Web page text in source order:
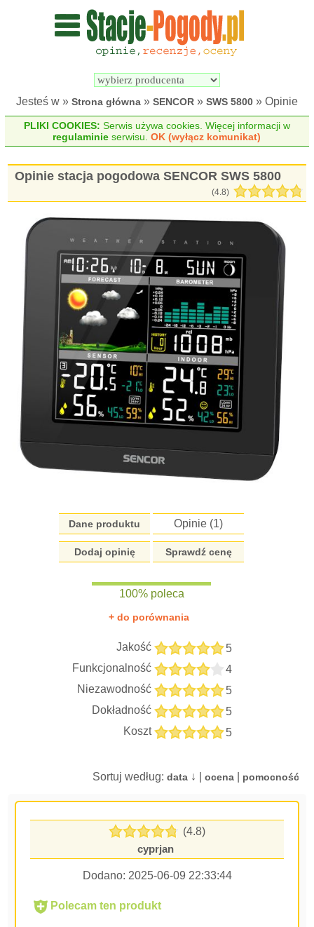
Wyszukiwarka
pogodowych
Jesteś w » Strona główna » SENCOR » SWS 5800 » Opinie
PLIKI COOKIES: Serwis używa cookies. Więcej informacji w
regulaminie serwisu.OK (wyłącz komunikat)
Opinie stacja pogodowa SENCOR SWS 5800
(4.8)
Dane produktu Opinie (1)
Dodaj opinię Sprawdź cenę
100% poleca
+ do porównania
Jakość
5
Funkcjonalność
4
Niezawodność
5
Dokładność
5
Koszt
5
Sortuj według: data↓ | ocena| pomocność
(4.8)
cyprjan
Dodano: 2025-06-09 22:33:44
Polecam ten produkt